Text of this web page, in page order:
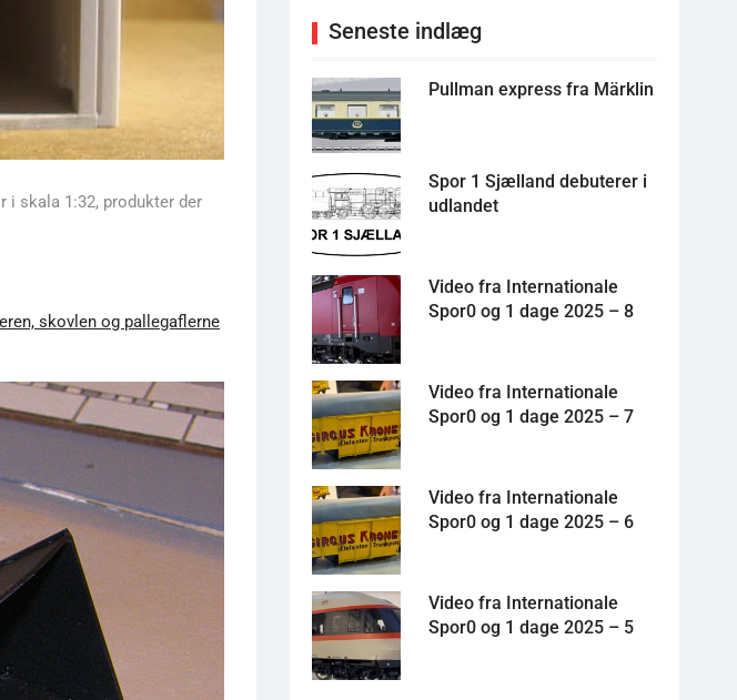
i skala 1:32, produkter der
skovlen og pallegaflerne
Seneste indlæg
Pullman express fra Märklin
Spor 1 Sjælland debuterer i
udlandet
Video fra Internationale
Spor0 og 1 dage 2025 – 8
Video fra Internationale
Spor0 og 1 dage 2025 – 7
Video fra Internationale
Spor0 og 1 dage 2025 – 6
Video fra Internationale
Spor0 og 1 dage 2025 – 5